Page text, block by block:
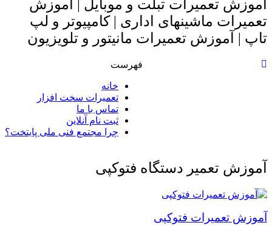
آموزش تعمیرات تبلت و موبایل | آموزش
تعمیرات ماشینهای اداری | کامپیوتر و لپ
تاپ | آموزش تعمیرات مانیتور و تلویزیون
فهرست
خانه
تعمیرات سخت افزار
تماس با ما
ثبت نام آنلاین
چرا مجتمع فنی ملی پایتخت؟
آموزش تعمیر دستگاه فتوکپی
آموزش تعمیرات فتوکپی